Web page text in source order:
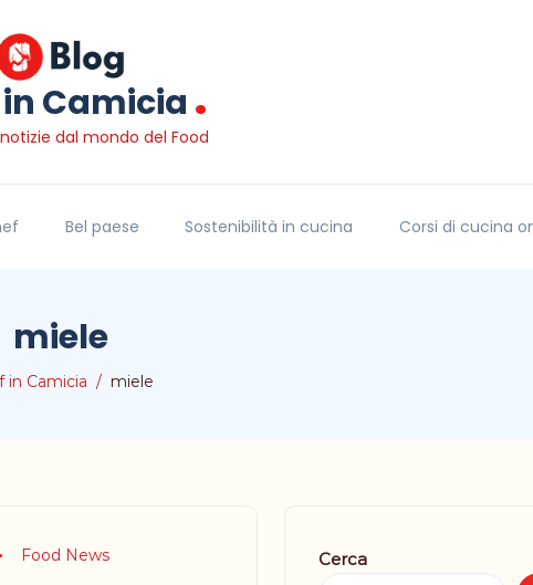
Camicia .
dal mondo del Food
Bel paese Sostenibilità in cucina Corsi di cucina
miele
in Camicia miele
Food News Cerca